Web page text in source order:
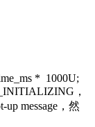
* 1000U;
，
up message，然